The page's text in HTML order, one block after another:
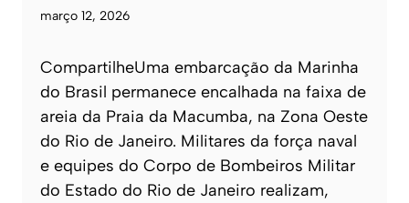
março 12, 2026
CompartilheUma embarcação da Marinha
do Brasil permanece encalhada na faixa de
areia da Praia da Macumba, na Zona Oeste
do Rio de Janeiro. Militares da força naval
e equipes do Corpo de Bombeiros Militar
do Estado do Rio de Janeiro realizam,